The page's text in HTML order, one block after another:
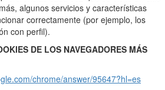
algunos servicios y características
correctamente (por ejemplo, los
con perfil).
DE LOS NAVEGADORES MÁS
chrome/answer/95647?hl=es